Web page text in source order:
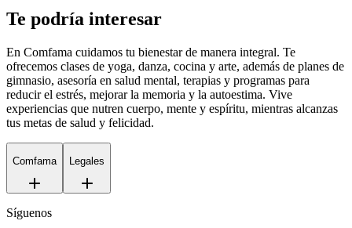
Te podría interesar
En Comfama cuidamos tu bienestar de manera integral. Te
ofrecemos clases de yoga, danza, cocina y arte, además de planes de
gimnasio, asesoría en salud mental, terapias y programas para
reducir el estrés, mejorar la memoria y la autoestima. Vive
experiencias que nutren cuerpo, mente y espíritu, mientras alcanzas
tus metas de salud y felicidad.
Comfama Legales
Síguenos